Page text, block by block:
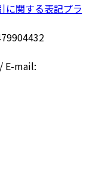
に関する表記プラ
E-mail: